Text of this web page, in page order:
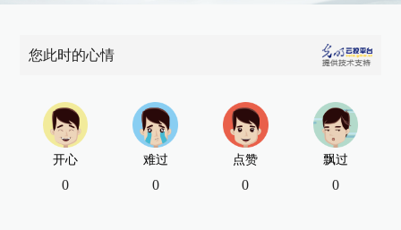
您此时的心情
开心
0
难过
0
点赞
0
飘过
0